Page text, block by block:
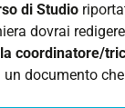
di Studio
dovrai
coordinatore/
un documento